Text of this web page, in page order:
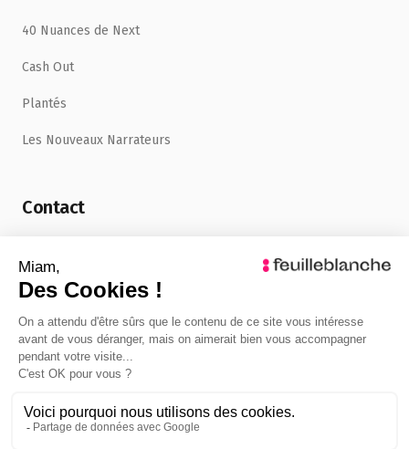
40 Nuances de Next
Cash Out
Plantés
Les Nouveaux Narrateurs
Contact
©2026FeuilleBlanche. Tous droits réservés.
Mentions légales Politique de confidentialité